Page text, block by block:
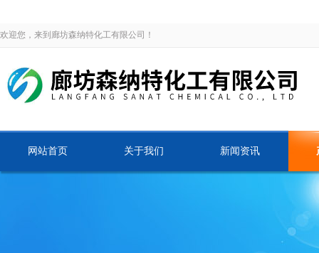
欢迎您，来到廊坊森纳特化工有限公司！
网站首页 关于我们 新闻资讯